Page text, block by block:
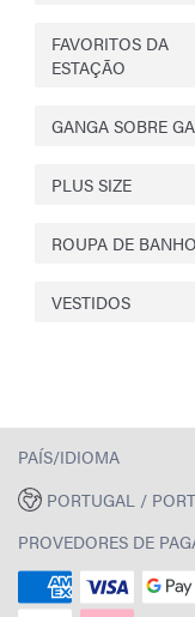
FAVORITOS DA
ESTAÇÃO
GANGA SOBRE
PLUS SIZE
ROUPA DE BANHO
VESTIDOS
PAÍS/IDIOMA
PORTUGAL /
PROVEDORES DE